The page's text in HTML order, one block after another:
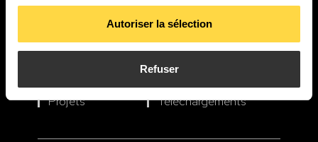
Autoriser la sélection
Refuser
Projets
Téléchargements